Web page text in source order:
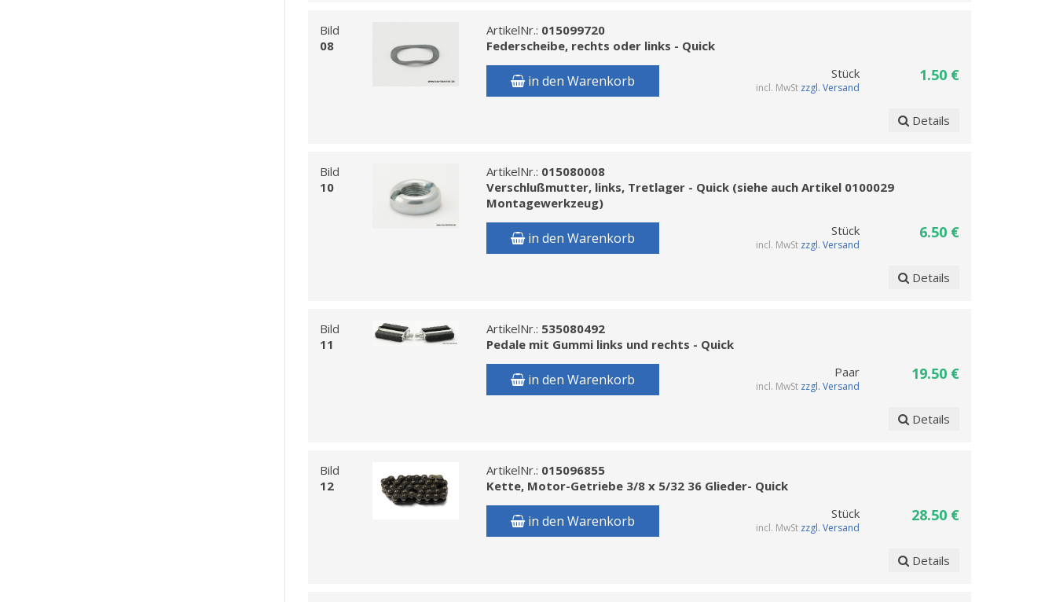
Bild
08
ArtikelNr.: 015099720
Federscheibe, rechts oder links - Quick
in den Warenkorb Stück
incl. MwSt zzgl. Versand
1.50 €
Details
Bild
10
ArtikelNr.: 015080008
Verschlußmutter, links, Tretlager - Quick (siehe auch Artikel 0100029
Montagewerkzeug)
in den Warenkorb Stück
incl. MwSt zzgl. Versand
6.50 €
Details
Bild
11
ArtikelNr.: 535080492
Pedale mit Gummi links und rechts - Quick
in den Warenkorb Paar
incl. MwSt zzgl. Versand
19.50 €
Details
Bild
12
ArtikelNr.: 015096855
Kette, Motor-Getriebe 3/8 x 5/32 36 Glieder- Quick
in den Warenkorb Stück
incl. MwSt zzgl. Versand
28.50 €
Details